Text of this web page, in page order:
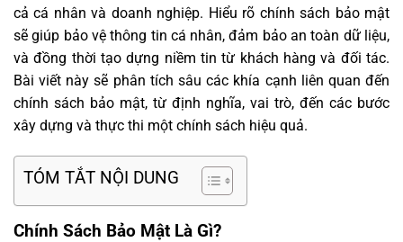
cả cá nhân và doanh nghiệp. Hiểu rõ chính sách bảo mật
sẽ giúp bảo vệ thông tin cá nhân, đảm bảo an toàn dữ liệu,
và đồng thời tạo dựng niềm tin từ khách hàng và đối tác.
Bài viết này sẽ phân tích sâu các khía cạnh liên quan đến
chính sách bảo mật, từ định nghĩa, vai trò, đến các bước
xây dựng và thực thi một chính sách hiệu quả.
TÓM TẮT NỘI DUNG
Chính Sách Bảo Mật Là Gì?